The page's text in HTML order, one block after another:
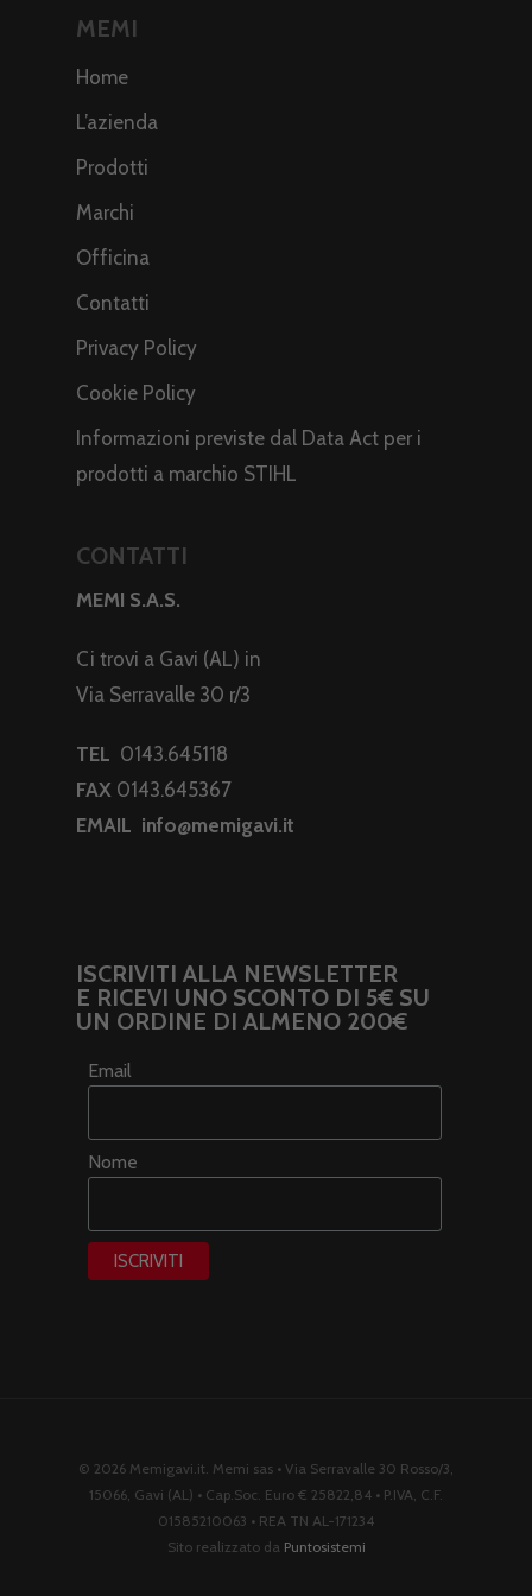
MEMI
Home
L’azienda
Prodotti
Marchi
Officina
Contatti
Privacy Policy
Cookie Policy
Informazioni previste dal Data Act per i
prodotti a marchio STIHL
CONTATTI
MEMI S.A.S.
Ci trovi a Gavi (AL) in
Via Serravalle 30 r/3
TEL 0143.645118
FAX 0143.645367
EMAIL info@memigavi.it
ISCRIVITI ALLA NEWSLETTER
E RICEVI UNO SCONTO DI 5€ SU
UN ORDINE DI ALMENO 200€
Email
Nome
© 2026 Memigavi.it. Memi sas • Via Serravalle 30 Rosso/3,
15066, Gavi (AL) • Cap.Soc. Euro € 25822,84 • P.IVA, C.F.
01585210063 • REA TN AL-171234
Sito realizzato da Puntosistemi